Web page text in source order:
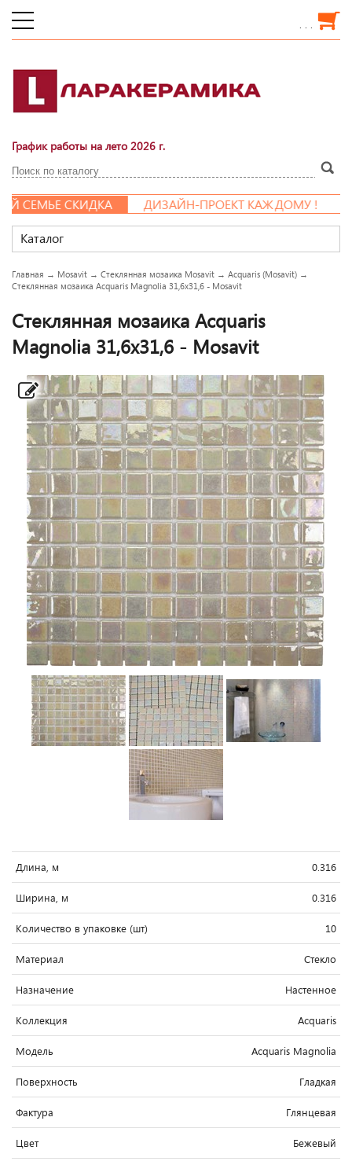
. . .
График работы на лето 2026 г.
СКИДКА
ДИЗАЙН-ПРОЕКТ КАЖДОМУ !
Каталог
Главная → Mosavit → Стеклянная мозаика Mosavit → Acquaris (Mosavit) →
Стеклянная мозаика Acquaris Magnolia 31,6x31,6 - Mosavit
Стеклянная мозаика Acquaris
Magnolia 31,6x31,6 - Mosavit
Длина, м 0.316
Ширина, м 0.316
Количество в упаковке (шт) 10
Материал Стекло
Назначение Настенное
Коллекция Acquaris
Модель Acquaris Magnolia
Поверхность Гладкая
Фактура Глянцевая
Цвет Бежевый